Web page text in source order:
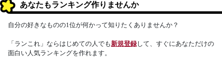
あなたもランキング作りませんか
自分の好きなものの1位が何かって知りたくありませんか？
「ランこれ」ならはじめての人でも新規登録して、すぐにあなただけの
面白い人気ランキングを作れます。